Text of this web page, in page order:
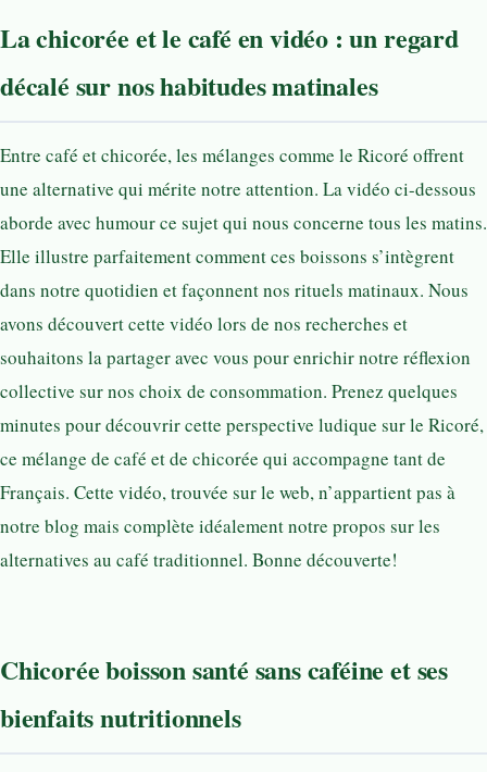
La chicorée et le café en vidéo : un regard
décalé sur nos habitudes matinales
Entre café et chicorée, les mélanges comme le Ricoré offrent
une alternative qui mérite notre attention. La vidéo ci-dessous
aborde avec humour ce sujet qui nous concerne tous les matins.
Elle illustre parfaitement comment ces boissons s’intègrent
dans notre quotidien et façonnent nos rituels matinaux. Nous
avons découvert cette vidéo lors de nos recherches et
souhaitons la partager avec vous pour enrichir notre réflexion
collective sur nos choix de consommation. Prenez quelques
minutes pour découvrir cette perspective ludique sur le Ricoré,
ce mélange de café et de chicorée qui accompagne tant de
Français. Cette vidéo, trouvée sur le web, n’appartient pas à
notre blog mais complète idéalement notre propos sur les
alternatives au café traditionnel. Bonne découverte!
Chicorée boisson santé sans caféine et ses
bienfaits nutritionnels